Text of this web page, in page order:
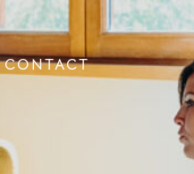
CONTACT